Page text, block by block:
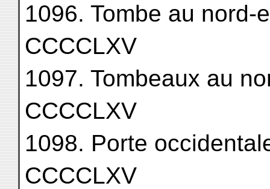
1096. Tombe au
CCCCLXV
1097. Tombeaux au
CCCCLXV
1098. Porte
CCCCLXV